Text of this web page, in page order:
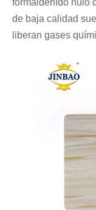
formaldehído nulo
de baja calidad
liberan gases